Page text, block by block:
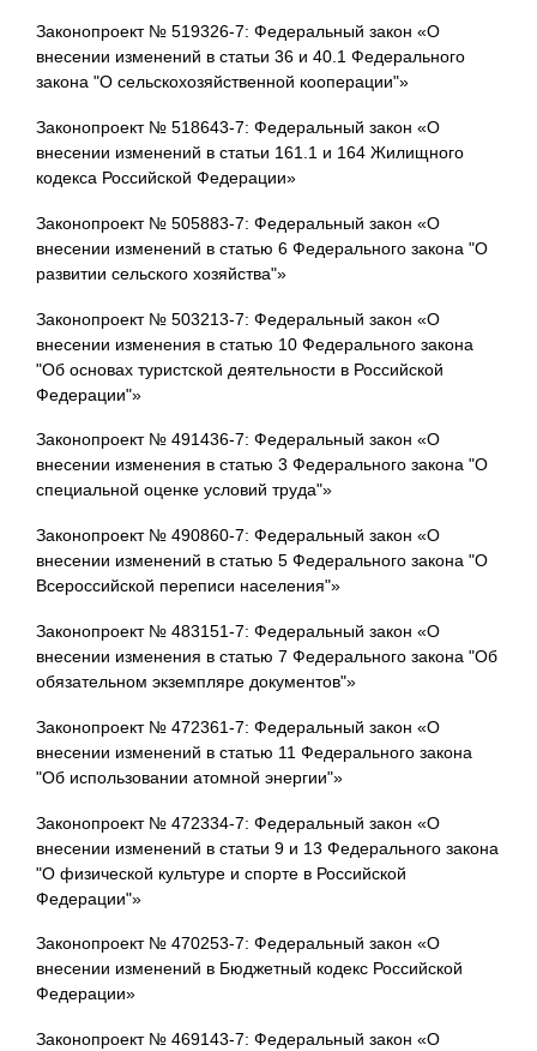
Законопроект № 519326-7: Федеральный закон «О
внесении изменений в статьи 36 и 40.1 Федерального
закона "О сельскохозяйственной кооперации"»
Законопроект № 518643-7: Федеральный закон «О
внесении изменений в статьи 161.1 и 164 Жилищного
кодекса Российской Федерации»
Законопроект № 505883-7: Федеральный закон «О
внесении изменений в статью 6 Федерального закона "О
развитии сельского хозяйства"»
Законопроект № 503213-7: Федеральный закон «О
внесении изменения в статью 10 Федерального закона
"Об основах туристской деятельности в Российской
Федерации"»
Законопроект № 491436-7: Федеральный закон «О
внесении изменения в статью 3 Федерального закона "О
специальной оценке условий труда"»
Законопроект № 490860-7: Федеральный закон «О
внесении изменений в статью 5 Федерального закона "О
Всероссийской переписи населения"»
Законопроект № 483151-7: Федеральный закон «О
внесении изменения в статью 7 Федерального закона "Об
обязательном экземпляре документов"»
Законопроект № 472361-7: Федеральный закон «О
внесении изменений в статью 11 Федерального закона
"Об использовании атомной энергии"»
Законопроект № 472334-7: Федеральный закон «О
внесении изменений в статьи 9 и 13 Федерального закона
"О физической культуре и спорте в Российской
Федерации"»
Законопроект № 470253-7: Федеральный закон «О
внесении изменений в Бюджетный кодекс Российской
Федерации»
Законопроект № 469143-7: Федеральный закон «О